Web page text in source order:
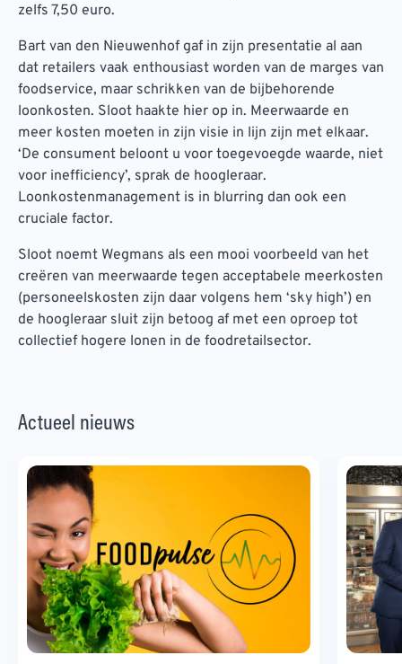
zelfs 7,50 euro.
Bart van den Nieuwenhof gaf in zijn presentatie al aan
dat retailers vaak enthousiast worden van de marges van
foodservice, maar schrikken van de bijbehorende
loonkosten. Sloot haakte hier op in. Meerwaarde en
meer kosten moeten in zijn visie in lijn zijn met elkaar.
‘De consument beloont u voor toegevoegde waarde, niet
voor inefficiency’, sprak de hoogleraar.
Loonkostenmanagement is in blurring dan ook een
cruciale factor.
Sloot noemt Wegmans als een mooi voorbeeld van het
creëren van meerwaarde tegen acceptabele meerkosten
(personeelskosten zijn daar volgens hem ‘sky high’) en
de hoogleraar sluit zijn betoog af met een oproep tot
collectief hogere lonen in de foodretailsector.
Actueel nieuws